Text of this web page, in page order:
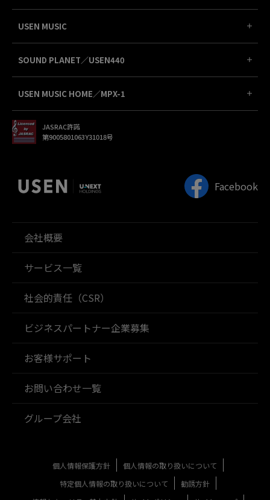
USEN MUSIC
SOUND PLANET／USEN440
USEN MUSIC HOME／MPX-1
JASRAC許諾
第9005801063Y31018号
Facebook
会社概要
サービス一覧
社会的責任（CSR）
ビジネスパートナー企業募集
お客様サポート
お問い合わせ一覧
グループ会社
個人情報保護方針
個人情報の取り扱いについて
特定個人情報の取り扱いについて
勧誘方針